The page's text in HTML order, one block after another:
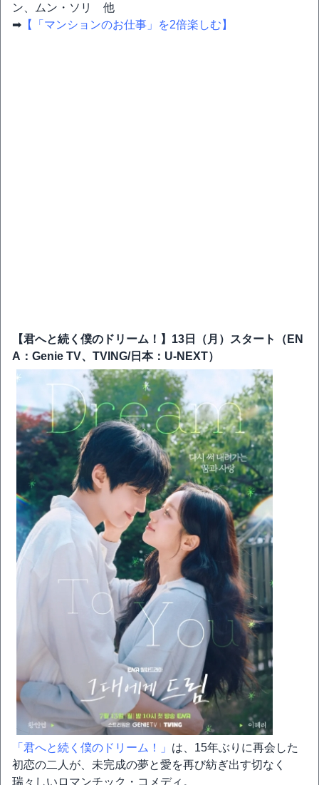
ン、ムン・ソリ 他
➡ 【「マンションのお仕事」を2倍楽しむ】
【君へと続く僕のドリーム！】13日（月）スタート（EN
A：Genie TV、TVING/日本：U-NEXT）
「君へと続く僕のドリーム！」 は、15年ぶりに再会した
初恋の二人が、未完成の夢と愛を再び紡ぎ出す切なく
瑞々しいロマンチック・コメディ。